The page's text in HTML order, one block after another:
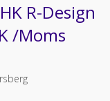
R-Design
/Moms